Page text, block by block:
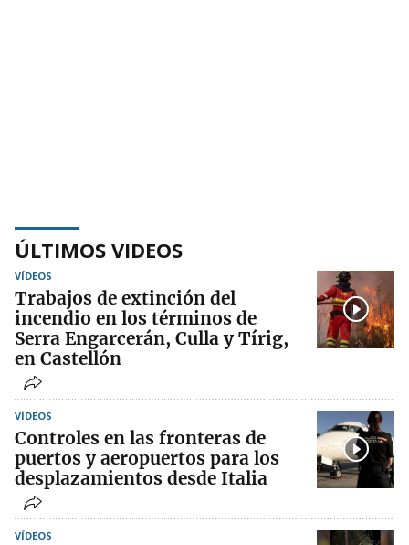
ÚLTIMOS VIDEOS
VÍDEOS
Trabajos de extinción del
incendio en los términos de
Serra Engarcerán, Culla y Tírig,
en Castellón
VÍDEOS
Controles en las fronteras de
puertos y aeropuertos para los
desplazamientos desde Italia
VÍDEOS